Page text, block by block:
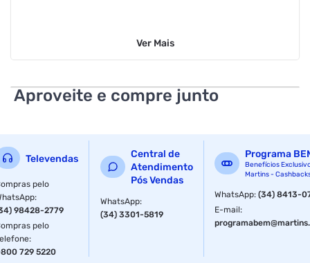
Ver Mais
Aproveite e compre junto
Televendas
pelo
:
98428-2779
pelo
:
729 5220
Central de
Atendimento
Pós Vendas
WhatsApp:
(34) 3301-5819
Programa
Benefícios
Martins -
WhatsApp:(34) 8413-
E-mail: